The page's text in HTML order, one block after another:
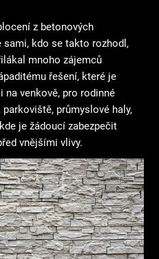
z betonových
sami, kdo se takto rozhodl,
mnoho zájemců
řešení, které je
na venkově, pro rodinné
průmyslové haly,
je žádoucí zabezpečit
vnějšími vlivy.